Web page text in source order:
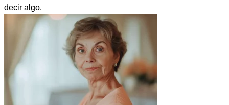
decir algo.